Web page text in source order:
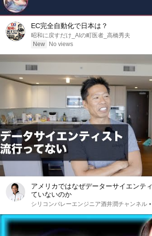
EC完全自動化で日本は？
昭和に戻すだけ_AIの町医者_高橋秀夫
New
No views
アメリカではなぜデーターサイエンテ
ていないのか
シリコンバレーエンジニア酒井潤チャンネル •